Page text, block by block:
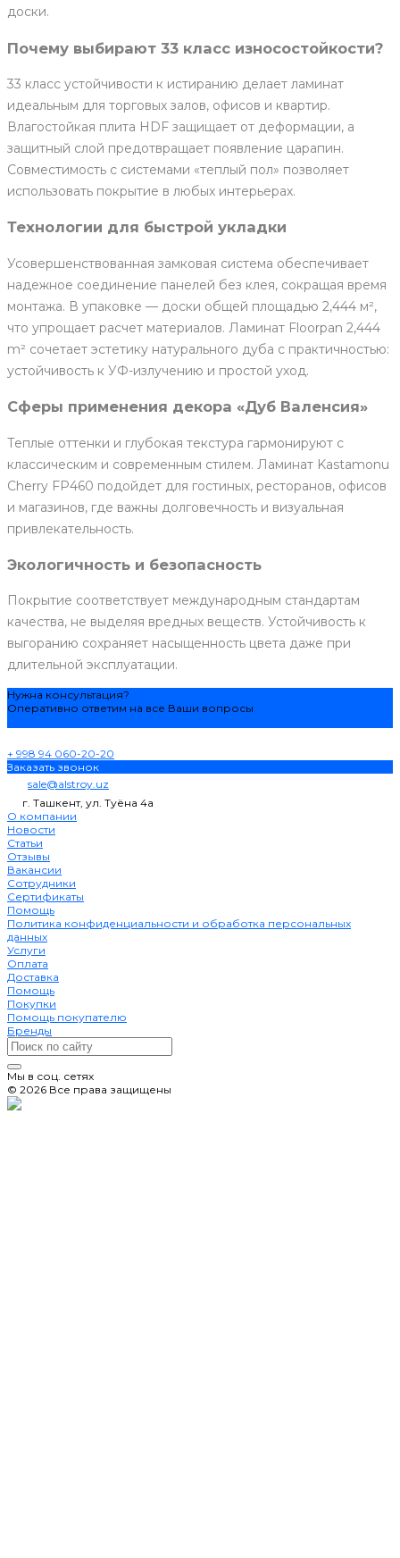
доски.
Почему выбирают 33 класс износостойкости?
33 класс устойчивости к истиранию делает ламинат
идеальным для торговых залов, офисов и квартир.
Влагостойкая плита HDF защищает от деформации, а
защитный слой предотвращает появление царапин.
Совместимость с системами «теплый пол» позволяет
использовать покрытие в любых интерьерах.
Технологии для быстрой укладки
Усовершенствованная замковая система обеспечивает
надежное соединение панелей без клея, сокращая время
монтажа. В упаковке — доски общей площадью 2,444 м²,
что упрощает расчет материалов. Ламинат Floorpan 2,444
m² сочетает эстетику натурального дуба с практичностью:
устойчивость к УФ-излучению и простой уход.
Сферы применения декора «Дуб Валенсия»
Теплые оттенки и глубокая текстура гармонируют с
классическим и современным стилем. Ламинат Kastamonu
Cherry FP460 подойдет для гостиных, ресторанов, офисов
и магазинов, где важны долговечность и визуальная
привлекательность.
Экологичность и безопасность
Покрытие соответствует международным стандартам
качества, не выделяя вредных веществ. Устойчивость к
выгоранию сохраняет насыщенность цвета даже при
длительной эксплуатации.
Нужна консультация?
Оперативно ответим на все Ваши вопросы
+ 998 94 060-20-20
Заказать звонок
sale@alstroy.uz
г. Ташкент, ул. Туёна 4а
О компании
Новости
Статьи
Отзывы
Вакансии
Сотрудники
Сертификаты
Помощь
Политика конфиденциальности и обработка персональных
данных
Услуги
Оплата
Доставка
Помощь
Покупки
Помощь покупателю
Бренды
Мы в соц. сетях
© 2026 Все права защищены